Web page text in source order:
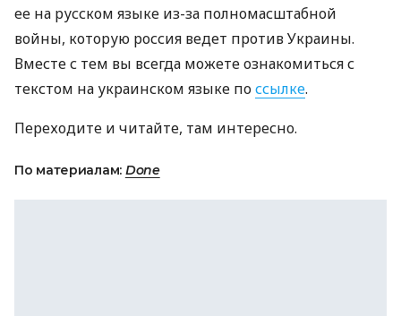
ее на русском языке из-за полномасштабной
войны, которую россия ведет против Украины.
Вместе с тем вы всегда можете ознакомиться с
текстом на украинском языке поссылке.
Переходите и читайте, там интересно.
По материалам: Done